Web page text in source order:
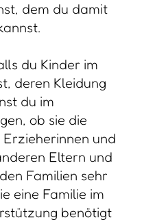
dem du damit
du Kinder im
deren Kleidung
du im
ob sie die
Erzieherinnen und
Eltern und
Familien sehr
eine Familie im
benötigt